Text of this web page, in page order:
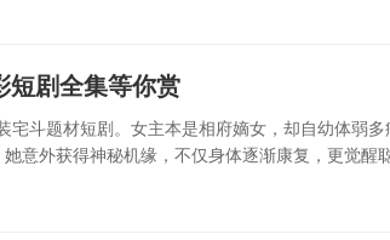
短剧全集等你赏
宅斗题材短剧。女主本是相府嫡女，却自幼体弱
意外获得神秘机缘，不仅身体逐渐康复，更觉醒